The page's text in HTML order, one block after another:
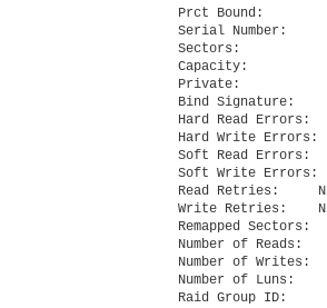
Prct Bound:
Serial Number:
Sectors:
Capacity:
Private:
Bind Signature:
Hard Read
Hard Write
Soft Read
Soft Write
Read Retries:
Write Retries:
Remapped
Number of Reads:
Number of Writes:
Number of Luns:
Raid Group ID: